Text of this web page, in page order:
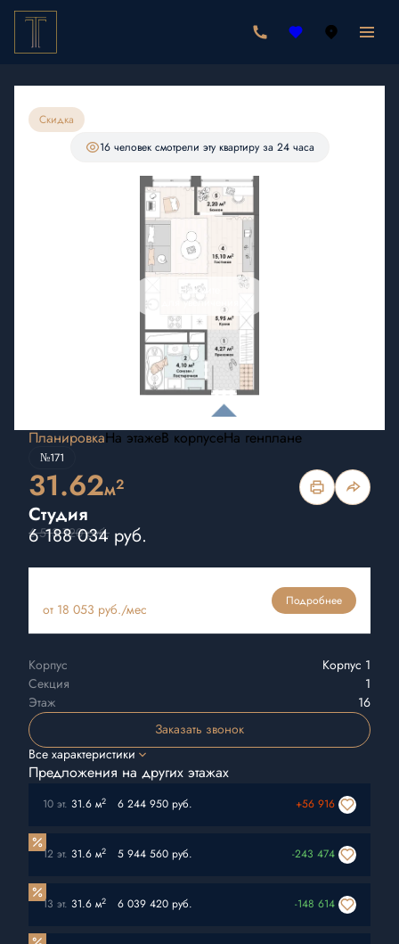
Студия 6 513 720 руб.
6 188 034 руб.
Ипотека
Скидка
16 человек смотрели эту квартиру за 24 часа
Нажмите
для увеличения
ПланировкаНа этажеВ корпусеНа генплане
№171
31.62м2
Студия
6 513 720 руб.
6 188 034 руб.
от 18 053 руб./мес
Подробнее
Корпус
Корпус 1
Секция
1
Этаж
16
Заказать звонок
Все характеристики
Предложения на других этажах
10 эт. 31.6 м2 6 244 950 руб. +56 916
12 эт. 31.6 м2 5 944 560 руб. -243 474
13 эт. 31.6 м2 6 039 420 руб. -148 614